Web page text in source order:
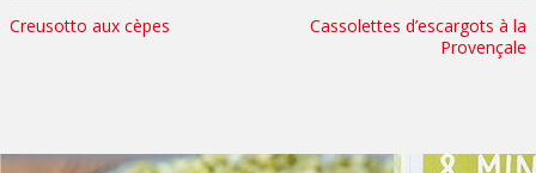
Creusotto aux cèpes
Cassolettes d’escargots à la
Provençale